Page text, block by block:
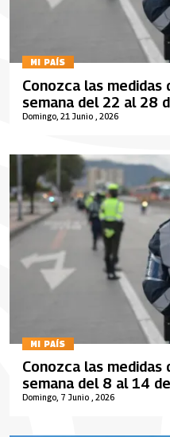
MI PAÍS
Domingo, 21 Junio , 2026
Conozca las medidas
semana del 22 al 28
MI PAÍS
Domingo, 7 Junio , 2026
Conozca las medidas
semana del 8 al 14